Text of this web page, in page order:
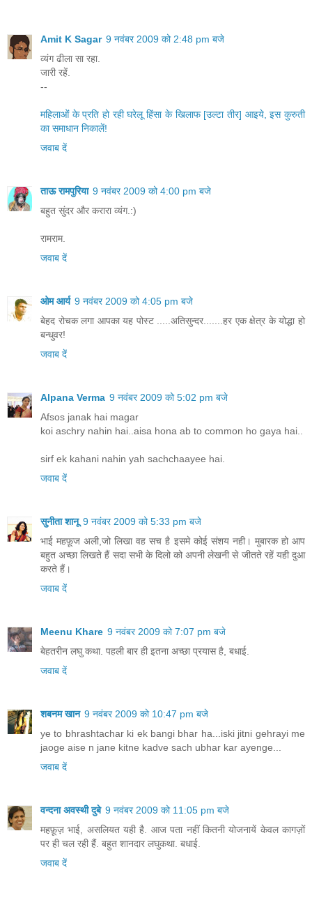
Amit K Sagar 9 नवंबर 2009 को 2:48 pm बजे
व्यंग ढीला सा रहा.
जारी रहें.
--
महिलाओं के प्रति हो रही घरेलू हिंसा के खिलाफ [उल्टा तीर] आइये, इस कुरुती
का समाधान निकालें!
जवाब दें
ताऊ रामपुरिया 9 नवंबर 2009 को 4:00 pm बजे
बहुत सुंदर और करारा व्यंग.:)
रामराम.
जवाब दें
ओम आर्य 9 नवंबर 2009 को 4:05 pm बजे
बेहद रोचक लगा आपका यह पोस्ट .....अतिसुन्दर.......हर एक क्षेत्र के योद्धा हो
बन्धुवर!
जवाब दें
Alpana Verma 9 नवंबर 2009 को 5:02 pm बजे
Afsos janak hai magar
koi aschry nahin hai..aisa hona ab to common ho gaya hai..
sirf ek kahani nahin yah sachchaayee hai.
जवाब दें
सुनीता शानू 9 नवंबर 2009 को 5:33 pm बजे
भाई महफ़ूज अली,जो लिखा वह सच है इसमे कोई संशय नही। मुबारक हो आप
बहुत अच्छा लिखते हैं सदा सभी के दिलो को अपनी लेखनी से जीतते रहें यही दुआ
करते हैं।
जवाब दें
Meenu Khare 9 नवंबर 2009 को 7:07 pm बजे
बेहतरीन लघु कथा. पहली बार ही इतना अच्छा प्रयास है, बधाई.
जवाब दें
शबनम खान 9 नवंबर 2009 को 10:47 pm बजे
ye to bhrashtachar ki ek bangi bhar ha...iski jitni gehrayi me
jaoge aise n jane kitne kadve sach ubhar kar ayenge...
जवाब दें
वन्दना अवस्थी दुबे 9 नवंबर 2009 को 11:05 pm बजे
महफ़ूज़ भाई, असलियत यही है. आज पता नहीं कितनी योजनायें केवल कागज़ों
पर ही चल रही हैं. बहुत शानदार लघुकथा. बधाई.
जवाब दें